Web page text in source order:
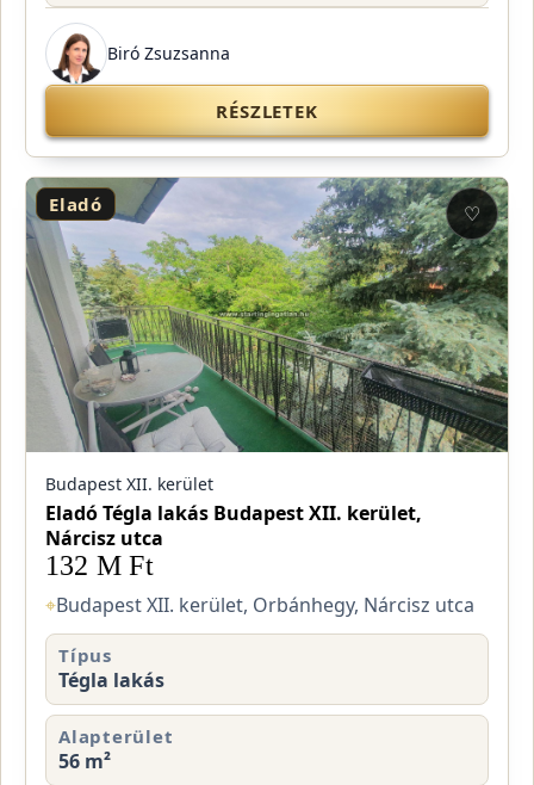
Biró Zsuzsanna
RÉSZLETEK
Eladó ♡
Budapest XII. kerület
Eladó Tégla lakás Budapest XII. kerület,
Nárcisz utca
132 M Ft
⌖Budapest XII. kerület, Orbánhegy, Nárcisz utca
Típus
Tégla lakás
Alapterület
56 m²